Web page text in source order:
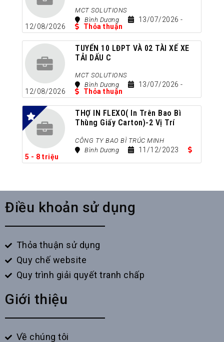
MCT SOLUTIONS
Bình Dương
13/07/2026-
12/08/2026
Thỏa thuận
TUYỂN 10 LĐPT VÀ 02 TÀI XẾ XE
TẢI DẤU C
MCT SOLUTIONS
Bình Dương
13/07/2026-
12/08/2026
Thỏa thuận
THỢ IN FLEXO( In Trên Bao Bì
Thùng Giấy Carton)-2 Vị Trí
CÔNG TY BAO BÌ TRÚC MINH
Bình Dương
11/12/2023
5 - 8 triệu
Điều khoản sử dụng
Thỏa thuận sử dụng
Quy chế website
Quy trình giải quyết tranh chấp
Giới thiệu
Về chúng tôi